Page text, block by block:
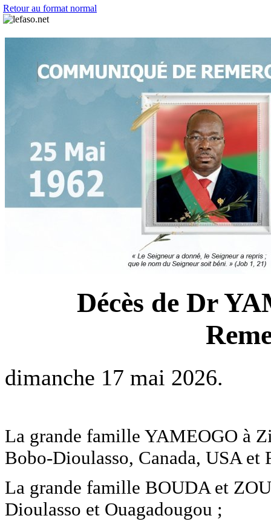
Retour au format normal
Décès de Dr
dimanche 17 mai 2026.
La grande famille YAMEOGO à
Bobo-Dioulasso, Canada, USA et
La grande famille BOUDA et
Dioulasso et Ouagadougou ;